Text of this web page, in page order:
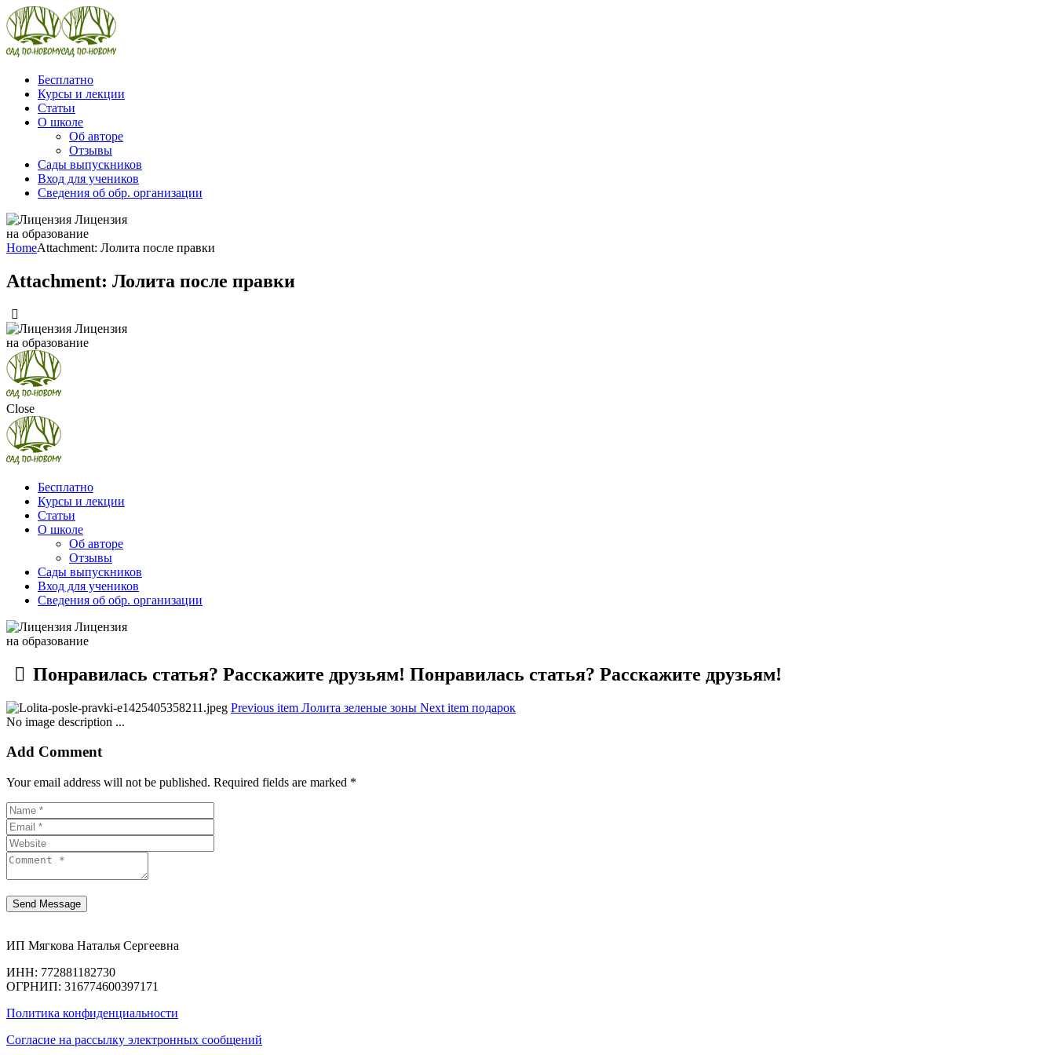
Бесплатно
Курсы и лекции
Статьи
О школе
Об авторе
Отзывы
Сады выпускников
Вход для учеников
Сведения об обр. организации
Лицензия
на образование
HomeAttachment: Лолита после правки
Attachment: Лолита после правки
Лицензия
на образование
Close
Бесплатно
Курсы и лекции
Статьи
О школе
Об авторе
Отзывы
Сады выпускников
Вход для учеников
Сведения об обр. организации
Лицензия
на образование
Понравилась статья? Расскажите друзьям! Понравилась статья? Расскажите друзьям!
Previous item Лолита зеленые зоны Next item подарок
No image description ...
Add Comment
Your email address will not be published. Required fields are marked *
ИП Мягкова Наталья Сергеевна
ИНН: 772881182730
ОГРНИП: 316774600397171
Политика конфиденциальности
Согласие на рассылку электронных сообщений